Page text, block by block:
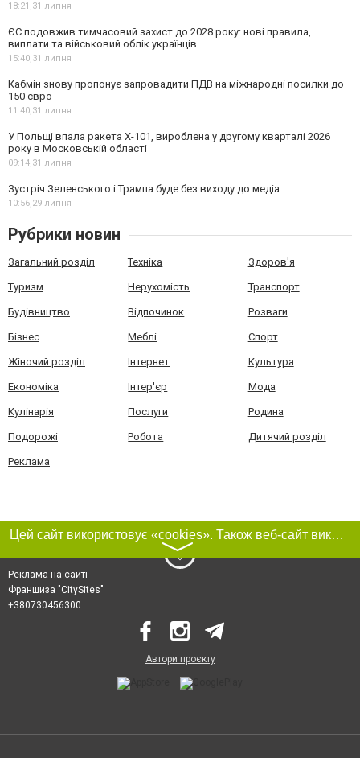
18:21,31 липня
ЄС подовжив тимчасовий захист до 2028 року: нові правила,
виплати та військовий облік українців
15:40,31 липня
Кабмін знову пропонує запровадити ПДВ на міжнародні посилки до
150 євро
11:40,31 липня
У Польщі впала ракета Х-101, вироблена у другому кварталі 2026
року в Московській області
09:14,31 липня
Зустріч Зеленського і Трампа буде без виходу до медіа
10:56,29 липня
Рубрики новин
Загальний розділ Техніка Здоров'я
Туризм Нерухомість Транспорт
Будівництво Відпочинок Розваги
Бізнес Меблі Спорт
Жіночий розділ Інтернет Культура
Економіка Інтер'єр Мода
Кулінарія Послуги Родина
Подорожі Робота Дитячий розділ
Реклама
Цей сайт використовує «cookies». Також веб-сайт використовує інтернет-сервіс для збору технічних даних стосовно відвідувачів з метою отримання маркетингової та статистичної інформації. Умови обробки даних відвідувачів сайту див.
〉
Реклама на сайті
Франшиза "CitySites"
+380730456300
Автори проєкту